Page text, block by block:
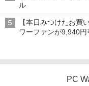
ル
【本日みつけたお買
ワーファンが9,940円
PC